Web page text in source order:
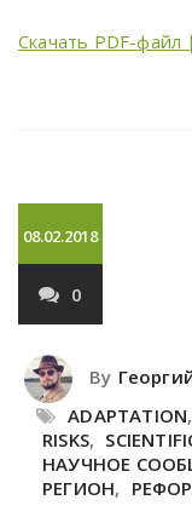
Скачать PDF-файл
08.02.2018
0
By
ADAPTATION,
RISKS,
НАУЧНОЕ
РЕГИОН,